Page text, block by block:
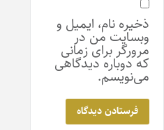
ذخیره نام، ایمیل و
وبسایت من در
مرورگر برای زمانی
که دوباره دیدگاهی
می‌نویسم.